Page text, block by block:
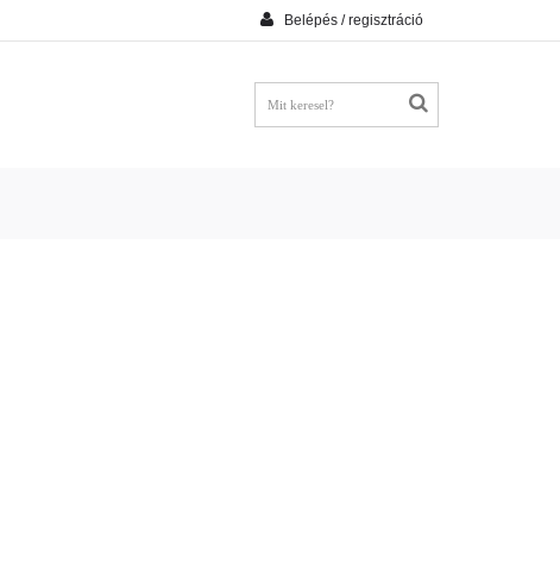
Belépés / regisztráció